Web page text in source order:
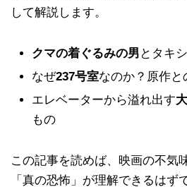
して解説します。
クマの着ぐるみの男 とタキ
なぜ237号室なのか？原作と
エレベーターから溢れ出す
もの
この記事を読めば、映画の不気
「真の恐怖」が理解できるはず